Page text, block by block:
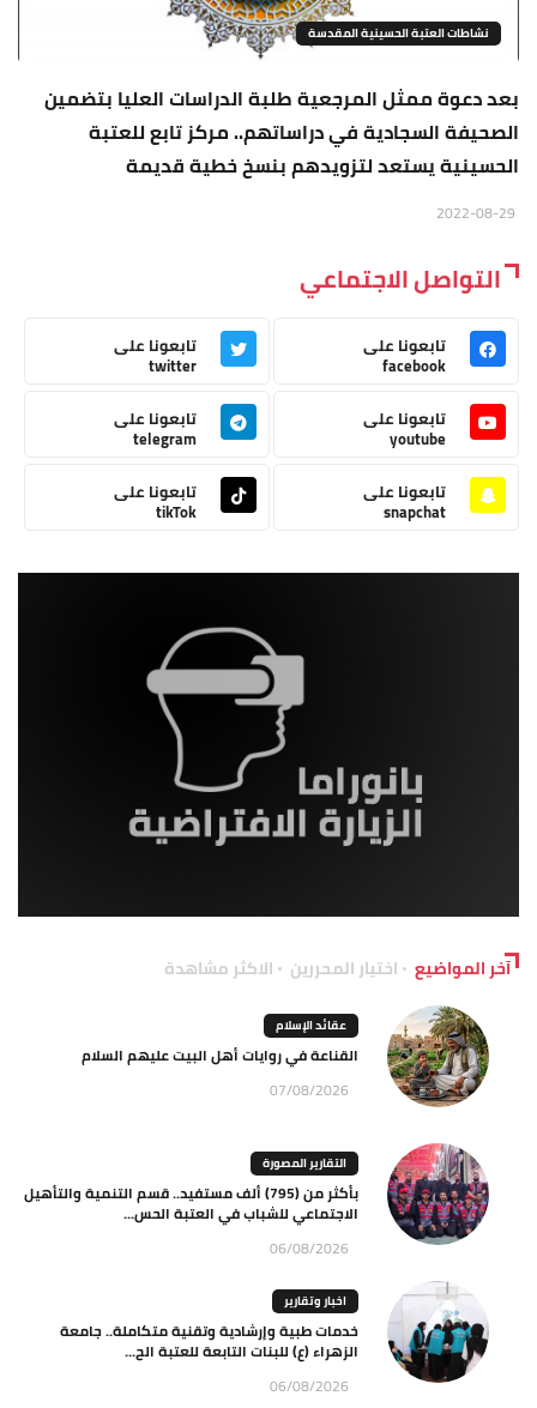
نشاطات العتبة الحسينية المقدسة
بعد دعوة ممثل المرجعية طلبة الدراسات العليا بتضمين
الصحيفة السجادية في دراساتهم.. مركز تابع للعتبة
الحسينية يستعد لتزويدهم بنسخ خطية قديمة
التواصل الاجتماعي
تابعونا على
facebook
تابعونا على
twitter
تابعونا على
youtube
تابعونا على
telegram
تابعونا على
snapchat
تابعونا على
tikTok
آخر المواضيع اختيار المحررين الاكثر مشاهدة
عقائد الإسلام
القناعة في روايات أهل البيت عليهم السلام
07/08/2026
التقارير المصورة
بأكثر من (795) ألف مستفيد.. قسم التنمية والتأهيل
الاجتماعي للشباب في العتبة الحس...
06/08/2026
اخبار وتقارير
خدمات طبية وإرشادية وتقنية متكاملة.. جامعة
الزهراء (ع) للبنات التابعة للعتبة الح...
06/08/2026